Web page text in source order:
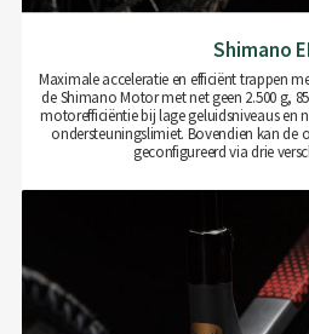
Shimano
Maximale acceleratie en efficiënt trappen
de Shimano Motor met net geen 2.500 g,
motorefficiëntie bij lage geluidsniveaus en
ondersteuningslimiet. Bovendien kan de
geconfigureerd via drie